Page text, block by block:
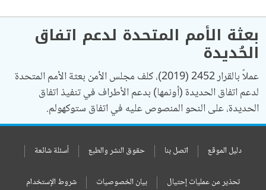
بعثة الأمم المتحدة لدعم اتفاق
الحُديدة
عملاً بالقرار 2452 (2019)، كلف مجلس الأمن بعثة الأمم المتحدة
لدعم اتفاق الحديدة (أونمها) بدعم الأطراف في تنفيذ اتفاق
الحديدة، على النحو المنصوص عليه في اتفاق ستوكهولم.
دليل الموقع اتصل بنا حقوق النشر والطبع أسئلة شائعة
تحذير من عمليات إحتيال بيان الخصوصيات شروط الإستخدام